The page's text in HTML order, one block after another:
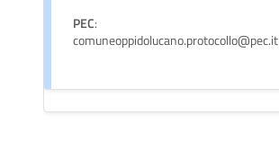
PEC:
comuneoppidolucano.protocollo@pec.it